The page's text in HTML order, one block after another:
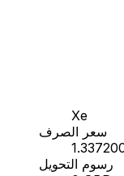
Xe
سعر الصرف
رسوم التحويل